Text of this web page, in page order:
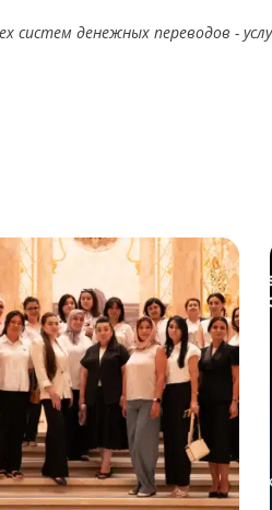
денежных переводов -